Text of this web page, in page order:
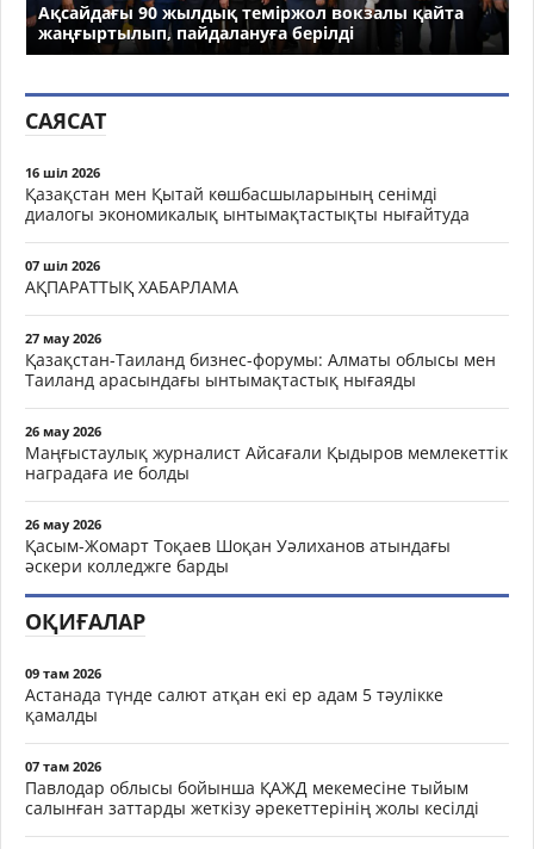
Ақсайдағы 90 жылдық теміржол вокзалы қайта
жаңғыртылып, пайдалануға берілді
САЯСАТ
16 шіл 2026
Қазақстан мен Қытай көшбасшыларының сенімді
диалогы экономикалық ынтымақтастықты нығайтуда
07 шіл 2026
АҚПАРАТТЫҚ ХАБАРЛАМА
27 мау 2026
Қазақстан-Таиланд бизнес-форумы: Алматы облысы мен
Таиланд арасындағы ынтымақтастық нығаяды
26 мау 2026
Маңғыстаулық журналист Айсағали Қыдыров мемлекеттік
наградаға ие болды
26 мау 2026
Қасым-Жомарт Тоқаев Шоқан Уәлиханов атындағы
әскери колледжге барды
ОҚИҒАЛАР
09 там 2026
Астанада түнде салют атқан екі ер адам 5 тәулікке
қамалды
07 там 2026
Павлодар облысы бойынша ҚАЖД мекемесіне тыйым
салынған заттарды жеткізу әрекеттерінің жолы кесілді